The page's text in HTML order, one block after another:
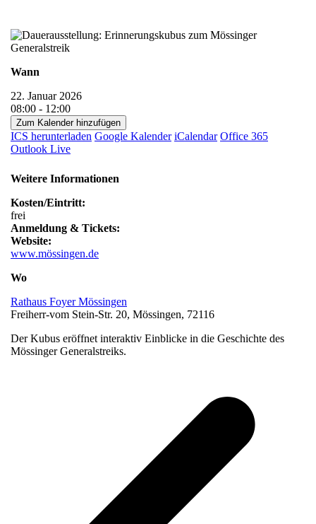
Wann
22. Januar 2026
08:00 - 12:00
Zum Kalender hinzufügen
ICS herunterladen Google Kalender iCalendar Office 365
Outlook Live
Weitere Informationen
Kosten/Eintritt:
frei
Anmeldung & Tickets:
Website:
www.mössingen.de
Wo
Rathaus Foyer Mössingen
Freiherr-vom Stein-Str. 20, Mössingen, 72116
Der Kubus eröffnet interaktiv Einblicke in die Geschichte des
Mössinger Generalstreiks.